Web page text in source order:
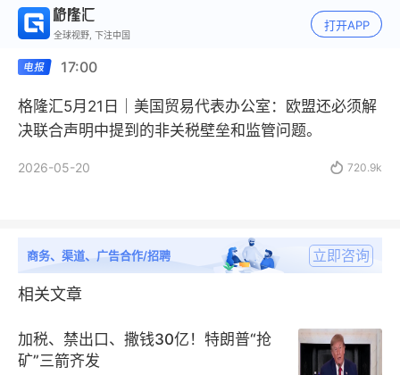
全球视野, 下注中国
打开APP
17:00
格隆汇5月21日｜美国贸易代表办公室：欧盟还必须解
决联合声明中提到的非关税壁垒和监管问题。
2026-05-20  720.9k
商务、渠道、广告合作/招聘 立即咨询
相关文章
加税、禁出口、撒钱30亿！特朗普“抢
矿”三箭齐发